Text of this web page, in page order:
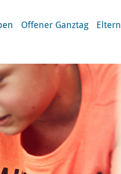
Offener Ganztag Eltern